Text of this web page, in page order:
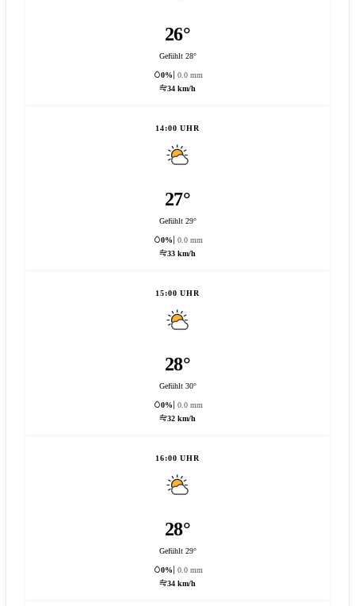
26°
Gefühlt 28°
0%
0.0 mm
34 km/h
14:00 UHR
27°
Gefühlt 29°
0%
0.0 mm
33 km/h
15:00 UHR
28°
Gefühlt 30°
0%
0.0 mm
32 km/h
16:00 UHR
28°
Gefühlt 29°
0%
0.0 mm
34 km/h